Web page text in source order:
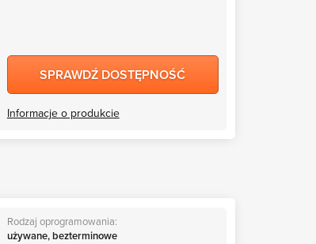
SPRAWDŹ DOSTĘPNOŚĆ
Informacje o produkcie
Rodzaj oprogramowania:
używane, bezterminowe